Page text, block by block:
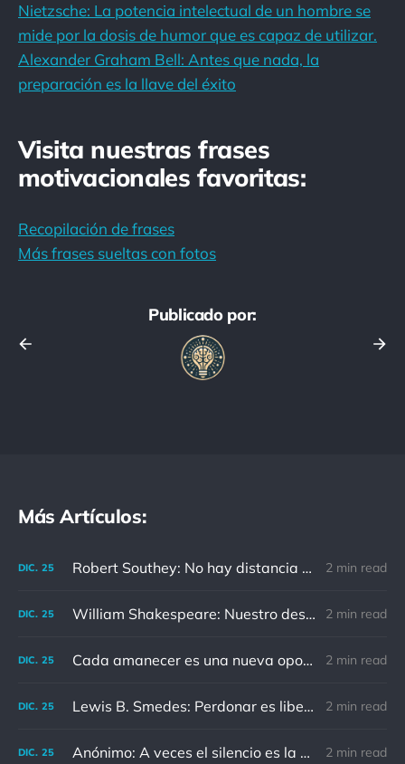
Nietzsche: La potencia intelectual de un hombre se
mide por la dosis de humor que es capaz de utilizar.
Alexander Graham Bell: Antes que nada, la
preparación es la llave del éxito
Visita nuestras frases
motivacionales favoritas:
Recopilación de frases
Más frases sueltas con fotos
Publicado por:
Más Artículos:
DIC. 25 Robert Southey: No hay distancia o tiempo que pueda disminuir la amistad de aquellos que están completamente convencidos del valor del otro 2 min read
DIC. 25 William Shakespeare: Nuestro destino está en las estrellas, así que levantemos nuestros ojos al cielo 2 min read
DIC. 25 Cada amanecer es una nueva oportunidad 2 min read
DIC. 25 Lewis B. Smedes: Perdonar es liberar a un prisionero y descubrir que el prisionero eras tú 2 min read
DIC. 25 Anónimo: A veces el silencio es la mejor respuesta 2 min read